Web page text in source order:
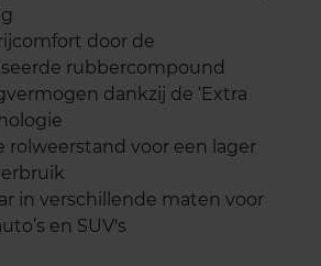
door de
rubbercompound
dankzij de ‘Extra
rolweerstand voor een lager
in verschillende maten voor
en SUV's